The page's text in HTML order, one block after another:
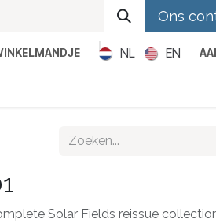
Ons
NL EN
Solar Fields reissue